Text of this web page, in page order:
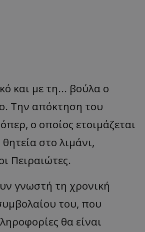
και με τη... βούλα ο
Την απόκτηση του
ο οποίος ετοιμάζεται
στο λιμάνι,
Πειραιώτες.
γνωστή τη χρονική
του, που
θα είναι